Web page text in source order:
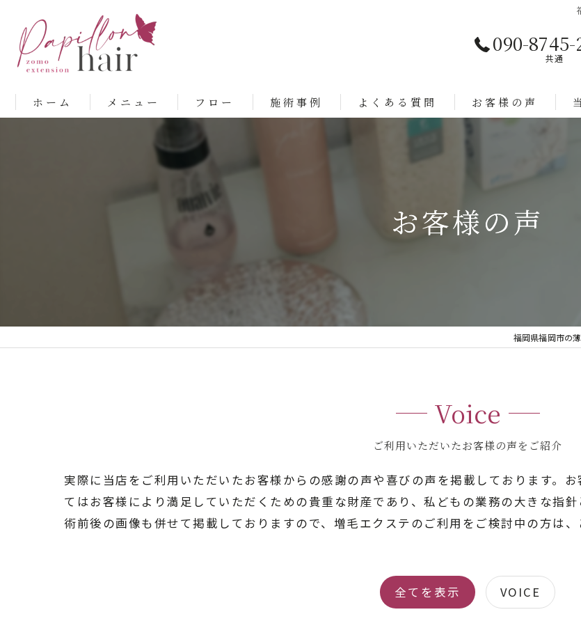
090-8745-
共通
ホーム メニュー フロー 施術事例 よくある質問 お客様の声
お客様の声
福岡県福岡市の
Voice
ご利用いただいたお客様の声をご紹介
実際に当店をご利用いただいたお客様からの感謝の声や喜びの声を掲載しております。
てはお客様により満足していただくための貴重な財産であり、私どもの業務の大きな指
術前後の画像も併せて掲載しておりますので、増毛エクステのご利用をご検討中の方は、
全てを表示 VOICE